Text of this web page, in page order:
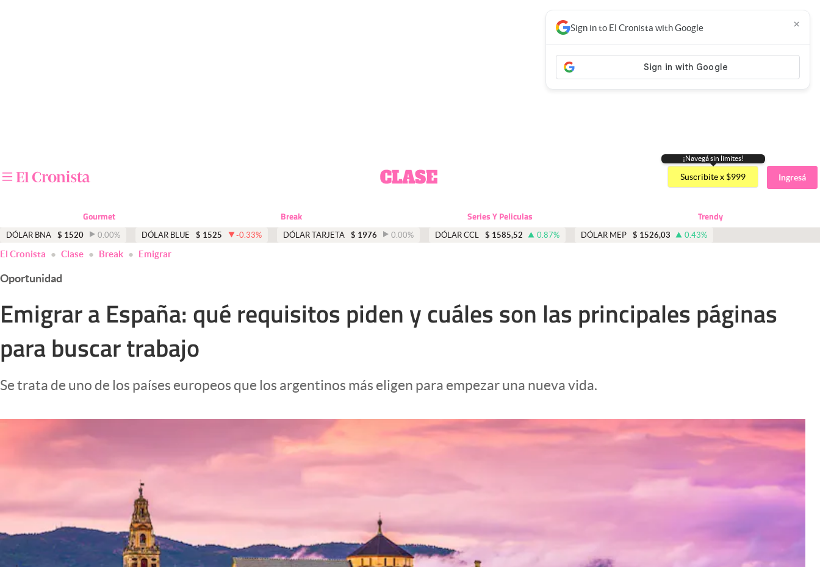
Otras secciones
Apertura
Infotechnology
Mundial 2026
Mediakit
abre en nueva pestaña
¡Navegá sin limites!
Suscribite x $999 Ingresá
Gourmet Break Series Y Peliculas Trendy
DÓLAR BNA $ 1520 0.00% DÓLAR BLUE $ 1525 -0.33% DÓLAR TARJETA $ 1976 0.00% DÓLAR CCL $ 1585,52 0.87% DÓLAR MEP $ 1526,03 0.43%
Sign in to El Cronista with Google ×
El Cronista Clase Break Emigrar
Oportunidad
Emigrar a España: qué requisitos piden y cuáles son las principales páginas
para buscar trabajo
Se trata de uno de los países europeos que los argentinos más eligen para empezar una nueva vida.